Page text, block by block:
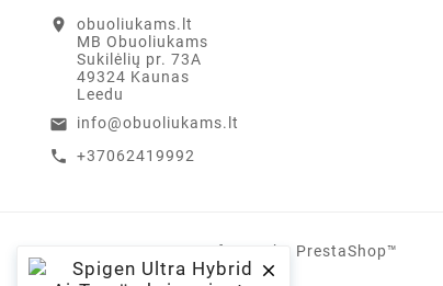

location_on
obuoliukams.lt
MB Obuoliukams
Sukilėlių pr. 73A
49324 Kaunas
Leedu
email info@obuoliukams.lt
call +37062419992
© 2019 - Ecommerce software by PrestaShop™